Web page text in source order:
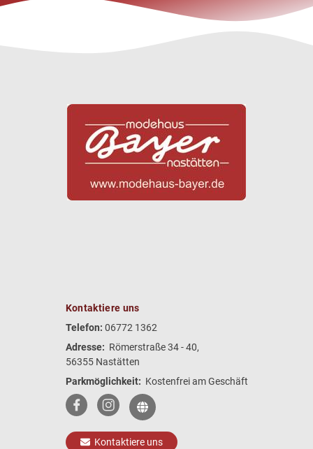
Kontaktiere uns
Telefon: 06772 1362
Adresse: Römerstraße 34 - 40,
56355 Nastätten
Parkmöglichkeit: Kostenfrei am Geschäft
Kontaktiere uns